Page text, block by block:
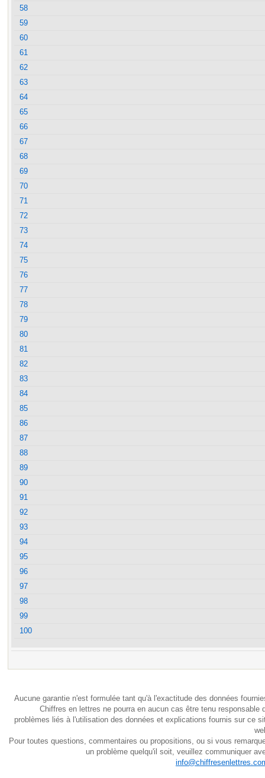
58
59
60
61
62
63
64
65
66
67
68
69
70
71
72
73
74
75
76
77
78
79
80
81
82
83
84
85
86
87
88
89
90
91
92
93
94
95
96
97
98
99
100
Aucune garantie n'est formulée tant qu'à l'exactitude des données
Chiffres en lettres ne pourra en aucun cas être tenu responsable
problèmes liés à l'utilisation des données et explications fournis sur ce
Pour toutes questions, commentaires ou propositions, ou si vous
un problème quelqu'il soit, veuillez communiquer